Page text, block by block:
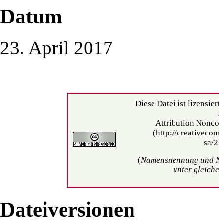
Datum
23. April 2017
Diese Datei ist
Attribution
(Namensnennung und
unter
Dateiversionen